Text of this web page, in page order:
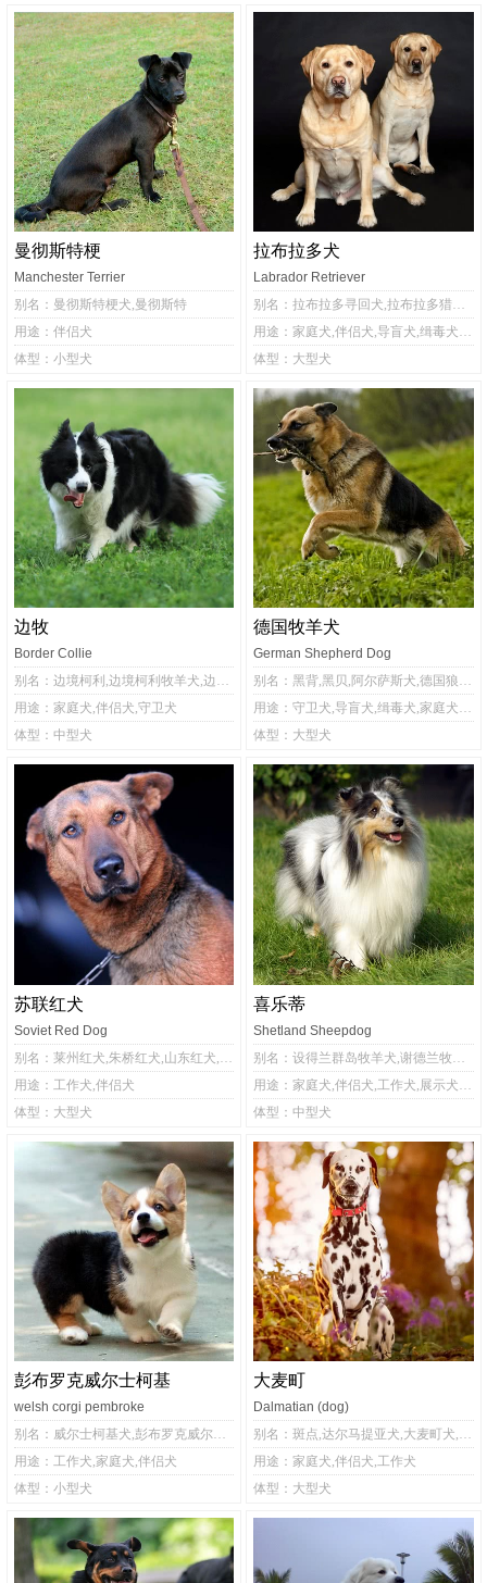
曼彻斯特梗
Manchester Terrier
别名：曼彻斯特梗犬,曼彻斯特
用途：伴侣犬
体型：小型犬
拉布拉多犬
Labrador Retriever
别名：拉布拉多寻回犬,拉布拉多猎犬,拉布拉多,拉布拉多觅拾犬,拉不拉多,拉布拉多巡回猎犬
用途：家庭犬,伴侣犬,导盲犬,缉毒犬,工作犬
体型：大型犬
边牧
Border Collie
别名：边境柯利,边境柯利牧羊犬,边境柯利犬,边境牧羊犬,博德牧羊犬
用途：家庭犬,伴侣犬,守卫犬
体型：中型犬
德国牧羊犬
German Shepherd Dog
别名：黑背,黑贝,阿尔萨斯犬,德国狼犬,德国狼狗,狼犬,德牧
用途：守卫犬,导盲犬,缉毒犬,家庭犬,伴侣犬
体型：大型犬
苏联红犬
Soviet Red Dog
用途：工作犬,伴侣犬
体型：大型犬
喜乐蒂
Shetland Sheepdog
体型：中型犬
彭布罗克威尔士柯基
welsh corgi pembroke
别名：威尔士柯基犬,彭布罗克威尔士柯基犬,柯基犬,彭布罗克柯基犬,本布罗克威尔士柯吉犬,柯基,彭布罗克柯基,彭布洛克威尔斯柯基犬,宾波基
用途：工作犬,家庭犬,伴侣犬
体型：小型犬
大麦町
Dalmatian (dog)
别名：斑点,达尔马提亚犬,大麦町犬,斑点狗,斑点犬
用途：家庭犬,伴侣犬,工作犬
体型：大型犬